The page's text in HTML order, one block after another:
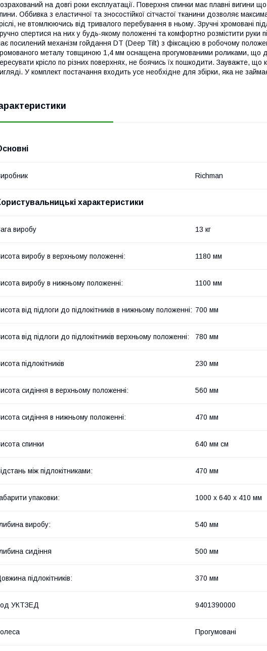
на довгі роки експлуатації. Поверхня спинки має плавні вигини
Оббивка з еластичної та зносостійкої сітчастої тканини дозволяє
не втомлюючись від тривалого перебування в ньому. Зручні хромовані
спертися на них у будь-якому положенні та комфортно розмістити руки
посилений механізм гойдання DT (Deep Tilt) з фіксацією в робочому
металу товщиною 1,4 мм оснащена прогумованими роликами, що
крісло по різних поверхнях, не боячись їх пошкодити. Зауважте, що
У комплект постачання входить усе необхідне для збірки, яка не
Richman
характеристики
виробу 13 кг
виробу в верхньому положенні: 1180 мм
виробу в нижньому положенні: 1100 мм
від підлоги до підлокітників в нижньому положенні: 700 мм
від підлоги до підлокітників верхньому положенні: 780 мм
підлокітників 230 мм
сидіння в верхньому положенні: 560 мм
сидіння в нижньому положенні: 470 мм
спинки 640 мм см
між підлокітниками: 470 мм
упаковки: 1000 x 640 x 410 мм
виробу: 540 мм
сидіння 500 мм
підлокітників: 370 мм
УКТЗЕД 9401390000
Прогумовані